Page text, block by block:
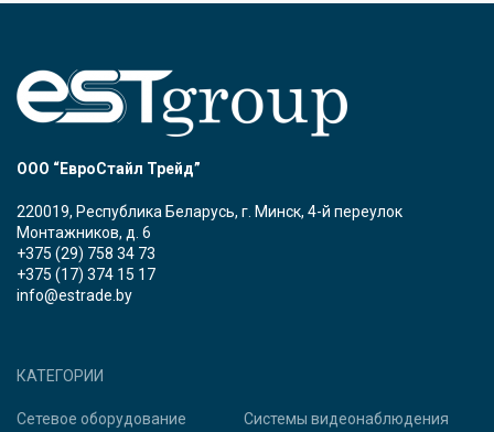
ООО “ЕвроСтайл Трейд”
220019, Республика Беларусь, г. Минск, 4-й переулок
Монтажников, д. 6
+375 (29) 758 34 73
+375 (17) 374 15 17
info@estrade.by
КАТЕГОРИИ
Сетевое оборудование
Системы видеонаблюдения